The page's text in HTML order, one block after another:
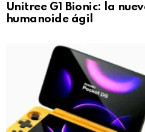
Unitree G1 Bionic: la
humanoide ágil